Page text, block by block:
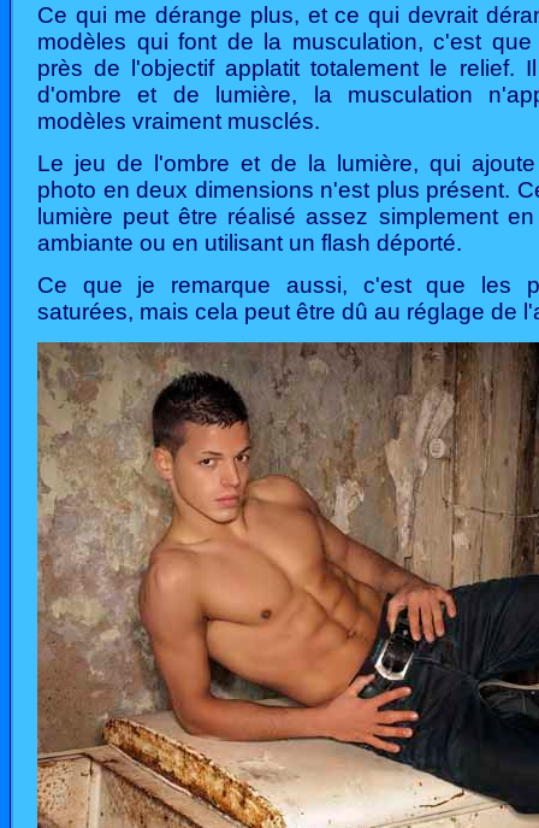
Ce qui me dérange plus, et ce qui devrait
modèles qui font de la musculation, c'est
près de l'objectif applatit totalement le relief.
d'ombre et de lumière, la musculation
modèles vraiment musclés.
Le jeu de l'ombre et de la lumière, qui
photo en deux dimensions n'est plus présent.
lumière peut être réalisé assez simplement
ambiante ou en utilisant un flash déporté.
Ce que je remarque aussi, c'est que les
saturées, mais cela peut être dû au réglage de